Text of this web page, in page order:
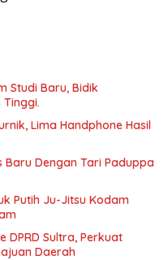
Studi Baru, Bidik
Lima Handphone Hasil
Baru Dengan Tari Paduppa
Putih Ju-Jitsu Kodam
DPRD Sultra, Perkuat
Daerah